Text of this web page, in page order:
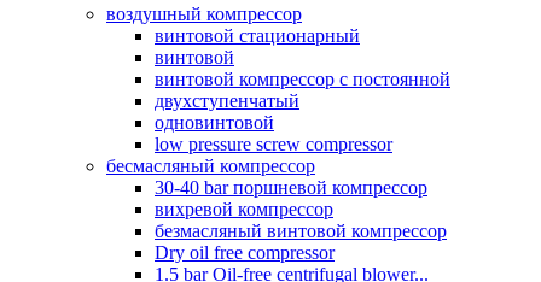
воздушный компрессор
винтовой стационарный
винтовой
винтовой компрессор с постоянной
двухступенчатый
одновинтовой
low pressure screw compressor
бесмасляный компрессор
30-40 bar поршневой компрессор
вихревой компрессор
безмасляный винтовой компрессор
Dry oil free compressor
1.5 bar Oil-free centrifugal blower...